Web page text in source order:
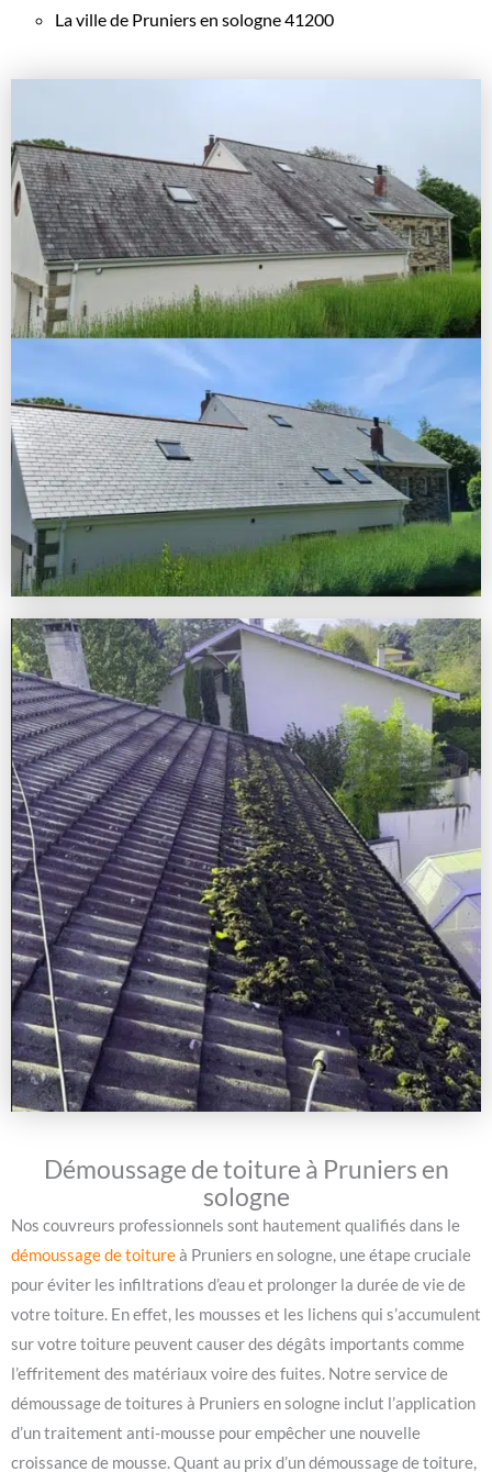
La ville de Pruniers en sologne 41200
Démoussage de toiture à Pruniers en
sologne
Nos couvreurs professionnels sont hautement qualifiés dans le
démoussage de toitureà Pruniers en sologne, une étape cruciale
pour éviter les infiltrations d’eau et prolonger la durée de vie de
votre toiture. En effet, les mousses et les lichens qui s’accumulent
sur votre toiture peuvent causer des dégâts importants comme
l’effritement des matériaux voire des fuites. Notre service de
démoussage de toitures à Pruniers en sologne inclut l’application
d’un traitement anti-mousse pour empêcher une nouvelle
croissance de mousse. Quant au prix d’un démoussage de toiture,